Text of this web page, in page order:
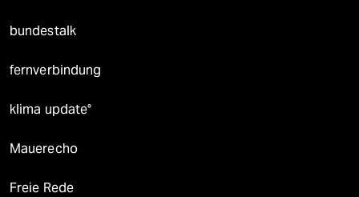
bundestalk
fernverbindung
klima update°
Mauerecho
Freie Rede